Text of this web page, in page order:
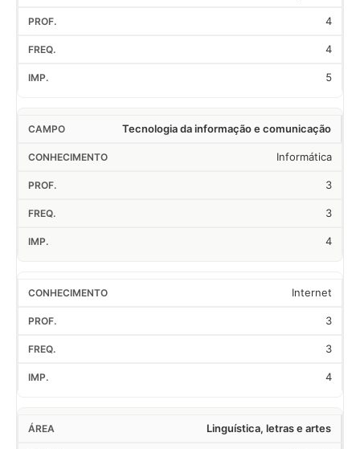
4
4
5
Tecnologia da informação e comunicação
Informática
3
3
4
Internet
3
3
4
Linguística, letras e artes